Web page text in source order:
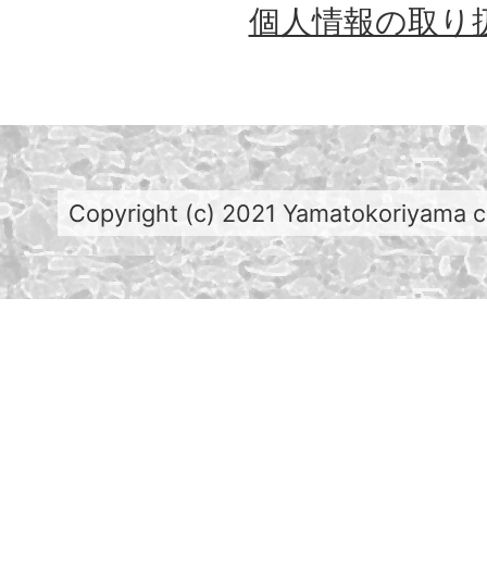
個人情報の取り
Copyright (c) 2021 Yamatokoriyama